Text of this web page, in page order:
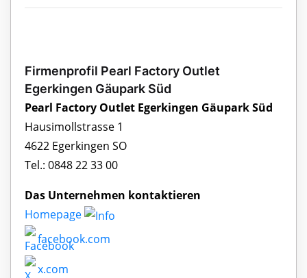
Firmenprofil Pearl Factory Outlet
Egerkingen Gäupark Süd
Pearl Factory Outlet Egerkingen Gäupark Süd
Hausimollstrasse 1
4622 Egerkingen SO
Tel.: 0848 22 33 00
Das Unternehmen kontaktieren
Homepage
facebook.com
x.com